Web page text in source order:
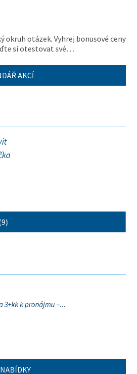
okruh otázek. Vyhrej bonusové ceny
si otestovat své…
AKCÍ
3+kk k pronájmu –...